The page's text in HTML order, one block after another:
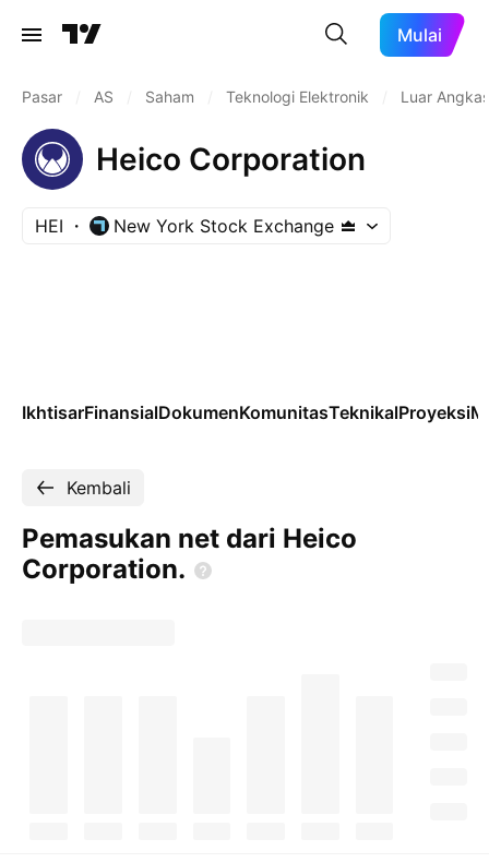
Mulai
Pasar AS Saham Teknologi Elektronik Luar
Heico Corporation
HEI New York Stock Exchange
IkhtisarFinansialDokumenKomunitasTeknikalProyeksi
Kembali
Pemasukan net dari Heico
Corporation.